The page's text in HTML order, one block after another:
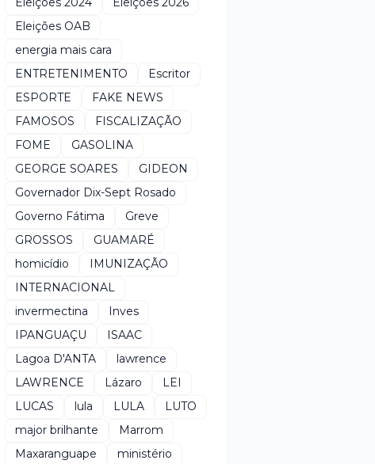
Eleições OAB
energia mais cara
ENTRETENIMENTO
Escritor
ESPORTE
FAKE NEWS
FAMOSOS
FISCALIZAÇÃO
FOME
GASOLINA
GEORGE SOARES
GIDEON
Governador Dix-Sept Rosado
Governo Fátima
Greve
GROSSOS
GUAMARÉ
homicídio
IMUNIZAÇÃO
INTERNACIONAL
invermectina
Inves
IPANGUAÇU
ISAAC
Lagoa D'ANTA
lawrence
LAWRENCE
Lázaro
LEI
LUCAS
lula LULA
LUTO
major brilhante
Marrom
Maxaranguape
ministério